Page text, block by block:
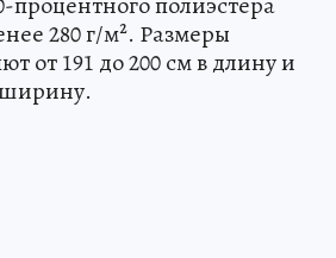
280 г/м². Размеры
от 191 до 200 см в длину и
ширину.